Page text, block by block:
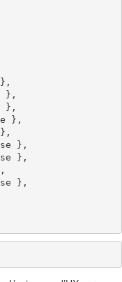
},
},
},
},
},
},